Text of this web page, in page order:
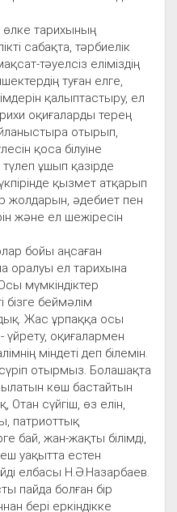
өлке тарихының
сабақта, тәрбиелік
тәуелсіз еліміздің
туған елге,
қалыптастыру, ел
оқиғаларды терең
отырып,
қоса білуіне
ұшып қазірде
қызмет атқарып
жолдарын, әдебиет пен
және ел шежіресін
бойы аңсаған
оралуы ел тарихына
мүмкіндіктер
бізге беймәлім
Жас ұрпаққа осы
үйрету, оқиғалармен
міндеті деп білемін.
отырмыз. Болашақта
көш бастайтын
Отан сүйгіш, өз елін,
патриоттық
бай, жан-жақты білімді,
уақытта естен
елбасы Н.Ә.Назарбаев.
пайда болған бір
бері еркіндікке